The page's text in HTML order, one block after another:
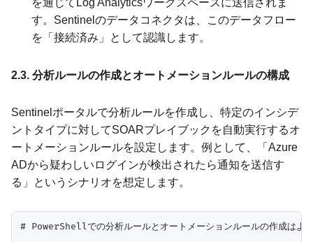
す。Sentinelのデータコネクタは、このデータフロー
を「接続済み」として認識します。
2.3. 分析ルールの作成とオートメーションルールの構成
Sentinelポータルで分析ルールを作成し、特定のインシデ
ントタイプに対してSOARプレイブックを自動実行するオ
ートメーションルールを設定します。例として、「Azure
ADから疑わしいログインが検出されたら通知を送信す
る」というシナリオを想定します。
# PowerShellでの分析ルールとオートメーションルールの作成はよ